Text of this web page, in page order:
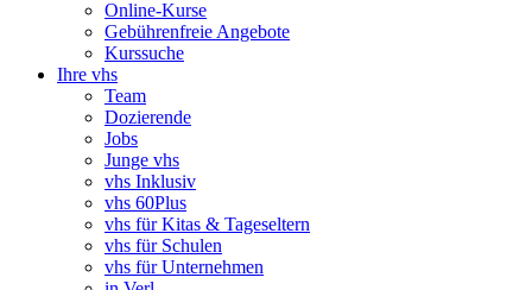
Online-Kurse
Gebührenfreie Angebote
Kurssuche
Ihre vhs
Team
Dozierende
Jobs
Junge vhs
vhs Inklusiv
vhs 60Plus
vhs für Kitas & Tageseltern
vhs für Schulen
vhs für Unternehmen